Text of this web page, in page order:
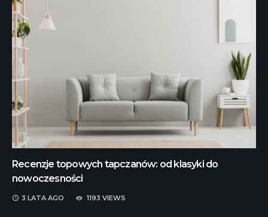
Recenzje topowych tapczanów: od klasyki do
nowoczesności
3 LATA AGO 1193 VIEWS